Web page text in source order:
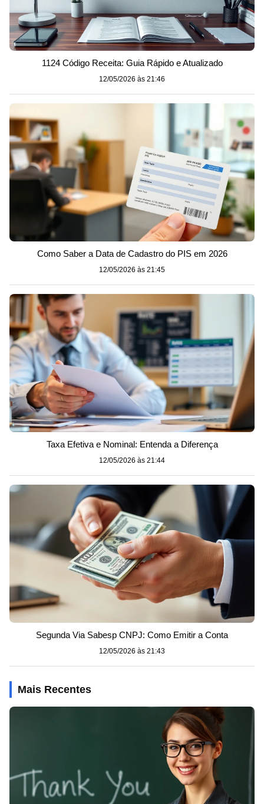
1124 Código Receita: Guia Rápido e Atualizado
12/05/2026 às 21:46
Como Saber a Data de Cadastro do PIS em 2026
12/05/2026 às 21:45
Taxa Efetiva e Nominal: Entenda a Diferença
12/05/2026 às 21:44
Segunda Via Sabesp CNPJ: Como Emitir a Conta
12/05/2026 às 21:43
Mais Recentes